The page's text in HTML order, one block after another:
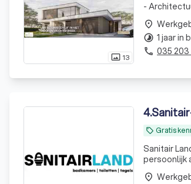
photo_size_select_actual 13
-
place
timelapse 1 jaar in
phone 035 203
4.
local_offer Gratis
Sanitair
persoonlijk
place